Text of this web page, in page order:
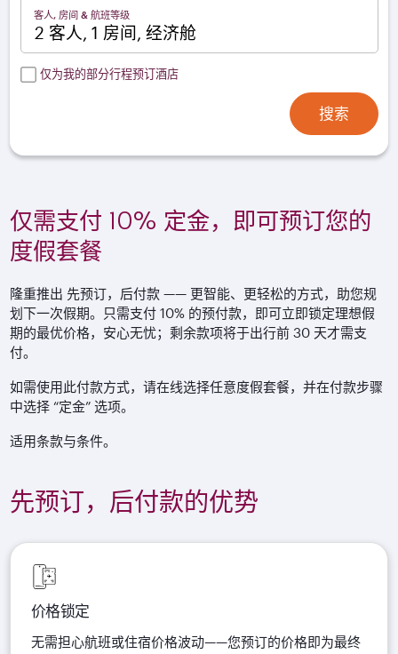
客人, 房间 & 航班等级
2 客人, 1 房间, 经济舱
仅为我的部分行程预订酒店
搜索
仅需支付 10% 定金，即可预订您的
度假套餐
隆重推出 先预订，后付款 —— 更智能、更轻松的方式，助您规
划下一次假期。只需支付 10% 的预付款，即可立即锁定理想假
期的最优价格，安心无忧；剩余款项将于出行前 30 天才需支
付。
如需使用此付款方式，请在线选择任意度假套餐，并在付款步骤
中选择 “定金” 选项。
适用条款与条件。
先预订，后付款的优势
价格锁定
无需担心航班或住宿价格波动——您预订的价格即为最终